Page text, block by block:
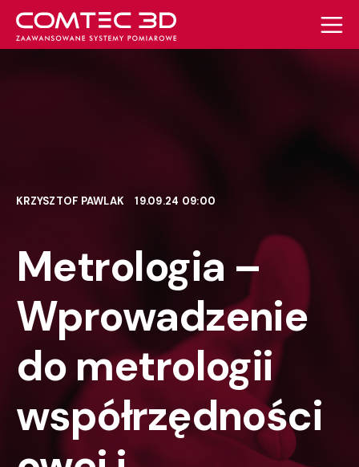
KRZYSZTOF PAWLAK 19.09.24 09:00
Metrologia –
Wprowadzenie
do metrologii
współrzędności